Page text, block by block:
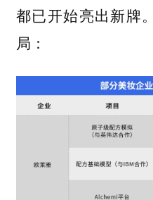
都已开始亮出新牌
局：